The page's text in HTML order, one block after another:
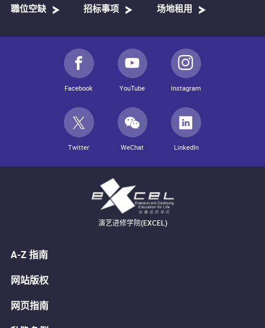
職位空缺 招标事项 场地租用
Facebook YouTube Instagram
Twitter WeChat LinkedIn
演艺进修学院(EXCEL)
A-Z 指南
网站版权
网页指南